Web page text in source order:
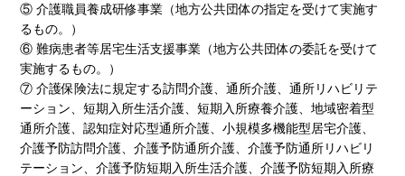
⑤ 介護職員養成研修事業（地方公共団体の指定を受けて実施す
るもの。）
⑥ 難病患者等居宅生活支援事業（地方公共団体の委託を受けて
実施するもの。）
⑦ 介護保険法に規定する訪問介護、通所介護、通所リハビリテ
ーション、短期入所生活介護、短期入所療養介護、地域密着型
通所介護、認知症対応型通所介護、小規模多機能型居宅介護、
介護予防訪問介護、介護予防通所介護、介護予防通所リハビリ
テーション、介護予防短期入所生活介護、介護予防短期入所療